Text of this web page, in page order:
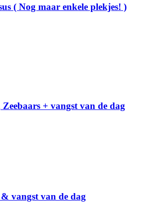
( Nog maar enkele plekjes! )
+ vangst van de dag
vangst van de dag